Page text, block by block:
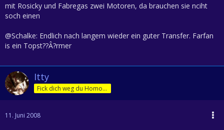
mit Rosicky und Fabregas zwei Motoren, da brauchen sie nciht
soch einen
@Schalke: Endlich nach langem wieder ein guter Transfer. Farfan
is ein Topst??Â?rmer
Itty
Fick dich weg du Homofürst
11. Juni 2008